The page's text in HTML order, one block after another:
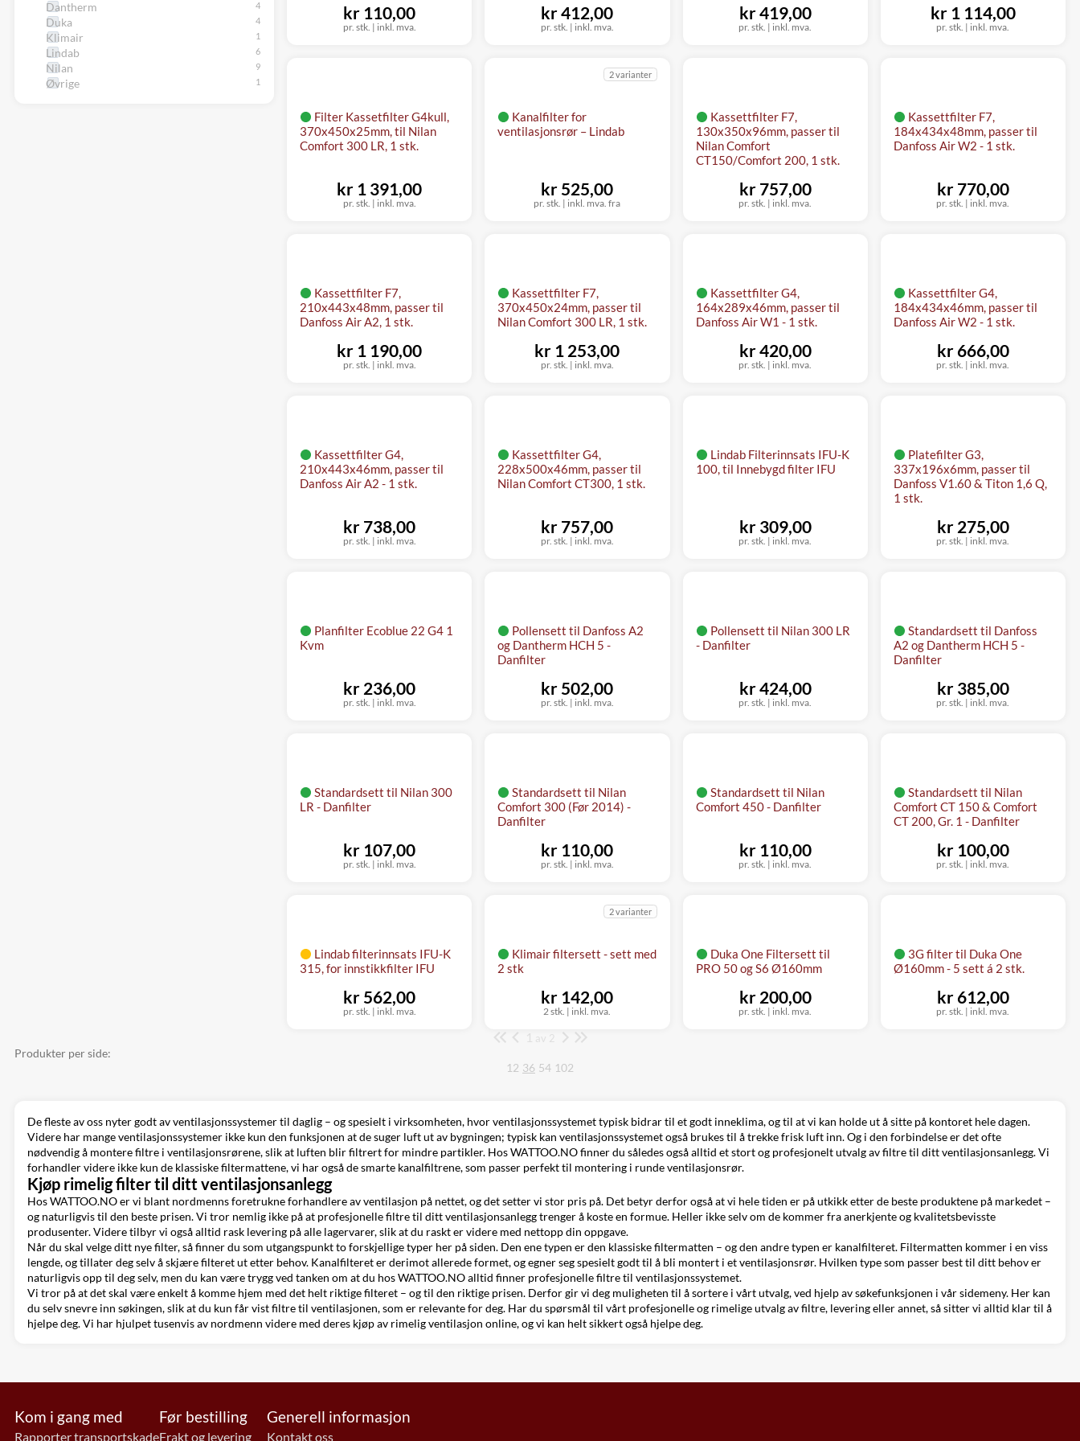
Dantherm
Duka
Klimair
Lindab
Nilan
Øvrige
pr. stk. | inkl. mva.
kr 110,00
pr. stk. | inkl. mva.
kr 412,00
pr. stk. | inkl. mva.
kr 419,00
pr. stk. | inkl. mva.
kr 1 114,00
Filter Kassetfilter G4kull,
370x450x25mm, til Nilan
Comfort 300 LR, 1 stk.
pr. stk. | inkl. mva.
kr 1 391,00
Kanalfilter for
ventilasjonsrør – Lindab
2 varianter
pr. stk. | inkl. mva. fra
kr 525,00
Kassettfilter F7,
130x350x96mm, passer til
Nilan Comfort
CT150/Comfort 200, 1 stk.
pr. stk. | inkl. mva.
kr 757,00
Kassettfilter F7,
184x434x48mm, passer til
Danfoss Air W2 - 1 stk.
pr. stk. | inkl. mva.
kr 770,00
Kassettfilter F7,
210x443x48mm, passer til
Danfoss Air A2, 1 stk.
pr. stk. | inkl. mva.
kr 1 190,00
Kassettfilter F7,
370x450x24mm, passer til
Nilan Comfort 300 LR, 1 stk.
pr. stk. | inkl. mva.
kr 1 253,00
Kassettfilter G4,
164x289x46mm, passer til
Danfoss Air W1 - 1 stk.
pr. stk. | inkl. mva.
kr 420,00
Kassettfilter G4,
184x434x46mm, passer til
Danfoss Air W2 - 1 stk.
pr. stk. | inkl. mva.
kr 666,00
Kassettfilter G4,
210x443x46mm, passer til
Danfoss Air A2 - 1 stk.
pr. stk. | inkl. mva.
kr 738,00
Kassettfilter G4,
228x500x46mm, passer til
Nilan Comfort CT300, 1 stk.
pr. stk. | inkl. mva.
kr 757,00
Lindab Filterinnsats IFU-K
100, til Innebygd filter IFU
pr. stk. | inkl. mva.
kr 309,00
Platefilter G3,
337x196x6mm, passer til
Danfoss V1.60 & Titon 1,6 Q,
1 stk.
pr. stk. | inkl. mva.
kr 275,00
Planfilter Ecoblue 22 G4 1
Kvm
pr. stk. | inkl. mva.
kr 236,00
Pollensett til Danfoss A2
og Dantherm HCH 5 -
Danfilter
pr. stk. | inkl. mva.
kr 502,00
Pollensett til Nilan 300 LR
- Danfilter
pr. stk. | inkl. mva.
kr 424,00
Standardsett til Danfoss
A2 og Dantherm HCH 5 -
Danfilter
pr. stk. | inkl. mva.
kr 385,00
Standardsett til Nilan 300
LR - Danfilter
pr. stk. | inkl. mva.
kr 107,00
Standardsett til Nilan
Comfort 300 (Før 2014) -
Danfilter
pr. stk. | inkl. mva.
kr 110,00
Standardsett til Nilan
Comfort 450 - Danfilter
pr. stk. | inkl. mva.
kr 110,00
Standardsett til Nilan
Comfort CT 150 & Comfort
CT 200, Gr. 1 - Danfilter
pr. stk. | inkl. mva.
kr 100,00
Lindab filterinnsats IFU-K
315, for innstikkfilter IFU
pr. stk. | inkl. mva.
kr 562,00
Klimair filtersett - sett med
2 stk
2 varianter
2 stk. | inkl. mva.
kr 142,00
Duka One Filtersett til
PRO 50 og S6 Ø160mm
pr. stk. | inkl. mva.
kr 200,00
3G filter til Duka One
Ø160mm - 5 sett á 2 stk.
pr. stk. | inkl. mva.
kr 612,00
Side
Produkter per side:
12 36 54 102
De fleste av oss nyter godt av ventilasjonssystemer til daglig – og spesielt i virksomheten, hvor ventilasjonssystemet typisk bidrar til et godt inneklima, og til at vi kan holde ut å sitte på kontoret hele dagen.
Videre har mange ventilasjonssystemer ikke kun den funksjonen at de suger luft ut av bygningen; typisk kan ventilasjonssystemet også brukes til å trekke frisk luft inn. Og i den forbindelse er det ofte
nødvendig å montere filtre i ventilasjonsrørene, slik at luften blir filtrert for mindre partikler. Hos WATTOO.NO finner du således også alltid et stort og profesjonelt utvalg av filtre til ditt ventilasjonsanlegg. Vi
forhandler videre ikke kun de klassiske filtermattene, vi har også de smarte kanalfiltrene, som passer perfekt til montering i runde ventilasjonsrør.
Kjøp rimelig filter til ditt ventilasjonsanlegg
Hos WATTOO.NO er vi blant nordmenns foretrukne forhandlere av ventilasjon på nettet, og det setter vi stor pris på. Det betyr derfor også at vi hele tiden er på utkikk etter de beste produktene på markedet –
og naturligvis til den beste prisen. Vi tror nemlig ikke på at profesjonelle filtre til ditt ventilasjonsanlegg trenger å koste en formue. Heller ikke selv om de kommer fra anerkjente og kvalitetsbevisste
produsenter. Videre tilbyr vi også alltid rask levering på alle lagervarer, slik at du raskt er videre med nettopp din oppgave.
Når du skal velge ditt nye filter, så finner du som utgangspunkt to forskjellige typer her på siden. Den ene typen er den klassiske filtermatten – og den andre typen er kanalfilteret. Filtermatten kommer i en viss
lengde, og tillater deg selv å skjære filteret ut etter behov. Kanalfilteret er derimot allerede formet, og egner seg spesielt godt til å bli montert i et ventilasjonsrør. Hvilken type som passer best til ditt behov er
naturligvis opp til deg selv, men du kan være trygg ved tanken om at du hos WATTOO.NO alltid finner profesjonelle filtre til ventilasjonssystemet.
Vi tror på at det skal være enkelt å komme hjem med det helt riktige filteret – og til den riktige prisen. Derfor gir vi deg muligheten til å sortere i vårt utvalg, ved hjelp av søkefunksjonen i vår sidemeny. Her kan
du selv snevre inn søkingen, slik at du kun får vist filtre til ventilasjonen, som er relevante for deg. Har du spørsmål til vårt profesjonelle og rimelige utvalg av filtre, levering eller annet, så sitter vi alltid klar til å
hjelpe deg. Vi har hjulpet tusenvis av nordmenn videre med deres kjøp av rimelig ventilasjon online, og vi kan helt sikkert også hjelpe deg.
Kom i gang med
Rapporter transportskade
Før bestilling
Frakt og levering
Generell informasjon
Kontakt oss